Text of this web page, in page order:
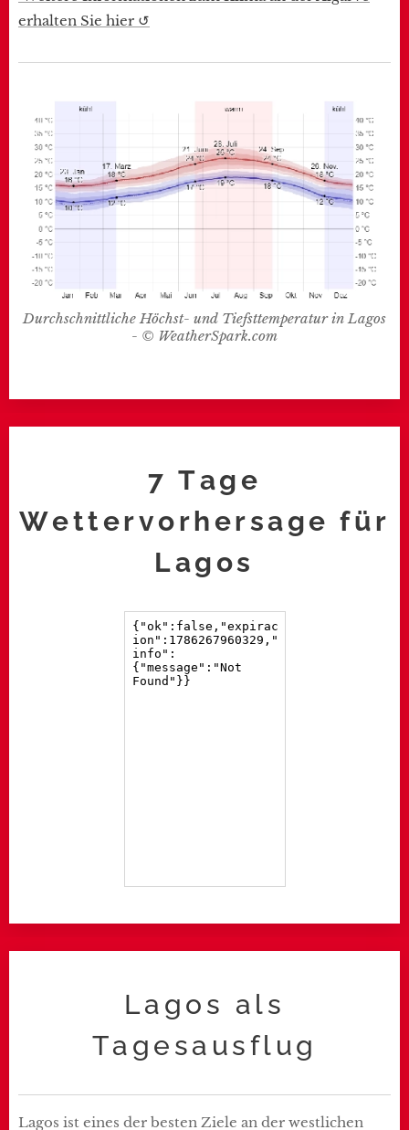
erhalten Sie hier ↺
Durchschnittliche Höchst- und Tiefsttemperatur in Lagos
- © WeatherSpark.com
7 Tage
Wettervorhersage für
Lagos
Lagos als
Tagesausflug
Lagos ist eines der besten Ziele an der westlichen